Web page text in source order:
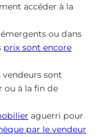
accéder à la
ou dans
prix sont encore
sont
ou à la fin de
aguerri pour
par le vendeur